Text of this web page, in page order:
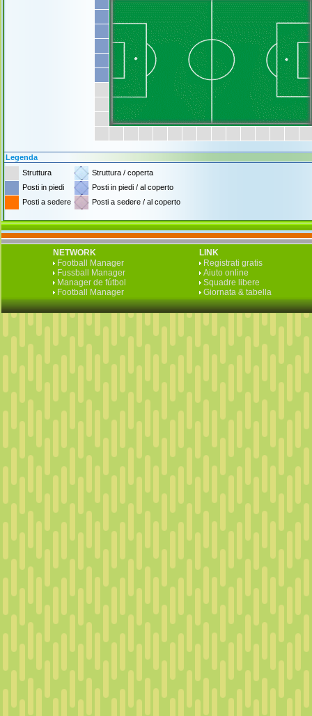
Legenda
Struttura
Struttura / coperta
Posti in piedi
Posti in piedi / al coperto
Posti a sedere
Posti a sedere / al coperto
NETWORK
Football Manager
Fussball Manager
Manager de fútbol
Football Manager
LINK
Registrati gratis
Aiuto online
Squadre libere
Giornata & tabella